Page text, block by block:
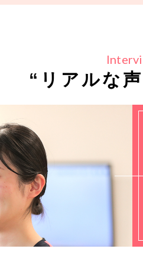
“リアルな